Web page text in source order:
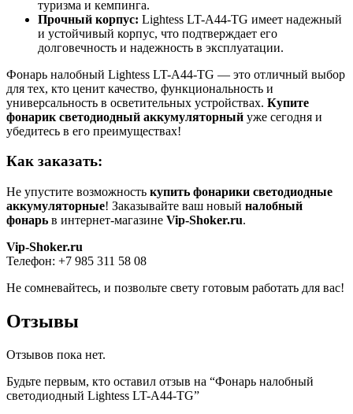
туризма и кемпинга.
Прочный корпус: Lightess LT-A44-TG имеет надежный
и устойчивый корпус, что подтверждает его
долговечность и надежность в эксплуатации.
Фонарь налобный Lightess LT-A44-TG — это отличный выбор
для тех, кто ценит качество, функциональность и
универсальность в осветительных устройствах. Купите
фонарик светодиодный аккумуляторный уже сегодня и
убедитесь в его преимуществах!
Как заказать:
Не упустите возможность купить фонарики светодиодные
аккумуляторные! Заказывайте ваш новый налобный
фонарь в интернет-магазине Vip-Shoker.ru.
Vip-Shoker.ru
Телефон: +7 985 311 58 08
Не сомневайтесь, и позвольте свету готовым работать для вас!
Отзывы
Отзывов пока нет.
Будьте первым, кто оставил отзыв на “Фонарь налобный
светодиодный Lightess LT-A44-TG”